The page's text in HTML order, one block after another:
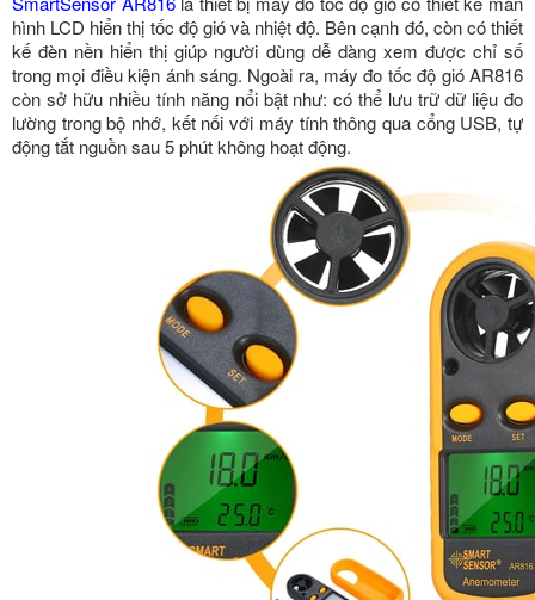
hình LCD hiển thị tốc độ gió và nhiệt độ. Bên cạnh đó, còn có thiết
kế đèn nền hiển thị giúp người dùng dễ dàng xem được chỉ số
trong mọi điều kiện ánh sáng. Ngoài ra, máy đo tốc độ gió AR816
còn sở hữu nhiều tính năng nổi bật như: có thể lưu trữ dữ liệu đo
lường trong bộ nhớ, kết nối với máy tính thông qua cổng USB, tự
động tắt nguồn sau 5 phút không hoạt động.